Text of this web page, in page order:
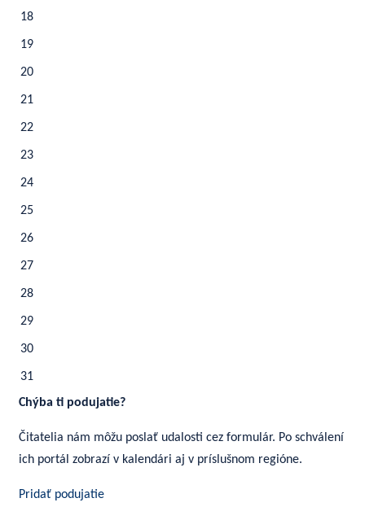
18
19
20
21
22
23
24
25
26
27
28
29
30
31
Chýba ti podujatie?
Čitatelia nám môžu poslať udalosti cez formulár. Po schválení
ich portál zobrazí v kalendári aj v príslušnom regióne.
Pridať podujatie